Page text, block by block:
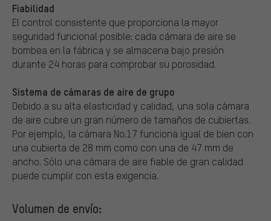
Fiabilidad
El control consistente que proporciona la mayor
seguridad funcional posible: cada cámara de aire se
bombea en la fábrica y se almacena bajo presión
durante 24 horas para comprobar su porosidad.
Sistema de cámaras de aire de grupo
Debido a su alta elasticidad y calidad, una sola cámara
de aire cubre un gran número de tamaños de cubiertas.
Por ejemplo, la cámara No.17 funciona igual de bien con
una cubierta de 28 mm como con una de 47 mm de
ancho. Sólo una cámara de aire fiable de gran calidad
puede cumplir con esta exigencia.
Volumen de envío: